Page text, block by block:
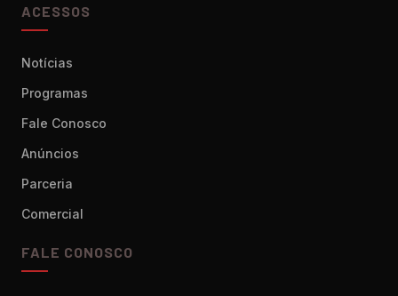
ACESSOS
Notícias
Programas
Fale Conosco
Anúncios
Parceria
Comercial
FALE CONOSCO